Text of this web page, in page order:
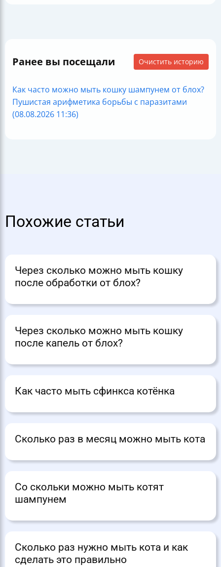
Ранее вы посещали Очистить историю
Как часто можно мыть кошку шампунем от блох?
Пушистая арифметика борьбы с паразитами
(08.08.2026 11:36)
Похожие статьи
Через сколько можно мыть кошку
после обработки от блох?
Через сколько можно мыть кошку
после капель от блох?
Как часто мыть сфинкса котёнка
Сколько раз в месяц можно мыть кота
Со скольки можно мыть котят
шампунем
Сколько раз нужно мыть кота и как
сделать это правильно